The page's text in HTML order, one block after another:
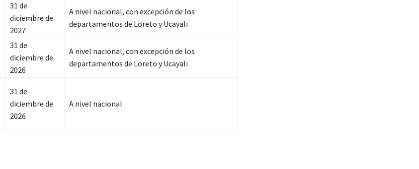
31 de
diciembre de
2027
A nivel nacional, con excepción de los
departamentos de Loreto y Ucayali
31 de
diciembre de
2026
A nivel nacional, con excepción de los
departamentos de Loreto y Ucayali
31 de
diciembre de
2026
A nivel nacional